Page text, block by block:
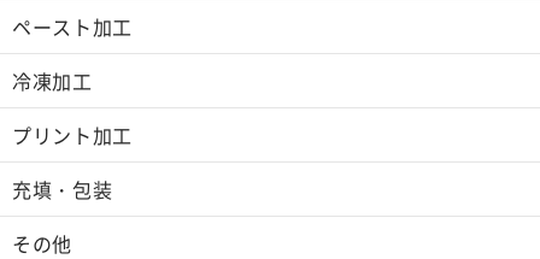
ペースト加工
冷凍加工
プリント加工
充填・包装
その他